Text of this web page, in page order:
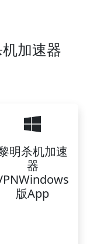
加速器
明杀机加速
器
版App